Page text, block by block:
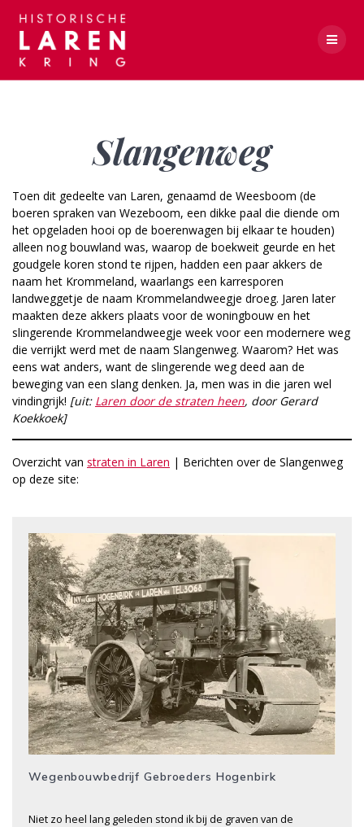
Slangenweg
Toen dit gedeelte van Laren, genaamd de Weesboom (de
boeren spraken van Wezeboom, een dikke paal die diende om
het opgeladen hooi op de boerenwagen bij elkaar te houden)
alleen nog bouwland was, waarop de boekweit geurde en het
goudgele koren stond te rijpen, hadden een paar akkers de
naam het Krommeland, waarlangs een karresporen
landweggetje de naam Krommelandweegje droeg. Jaren later
maakten deze akkers plaats voor de woningbouw en het
slingerende Krommelandweegje week voor een modernere weg
die verrijkt werd met de naam Slangenweg. Waarom? Het was
eens wat anders, want de slingerende weg deed aan de
beweging van een slang denken. Ja, men was in die jaren wel
vindingrijk! [uit: Laren door de straten heen, door Gerard
Koekkoek]
Overzicht van straten in Laren | Berichten over de Slangenweg
op deze site:
Wegenbouwbedrijf Gebroeders Hogenbirk
Niet zo heel lang geleden stond ik bij de graven van de